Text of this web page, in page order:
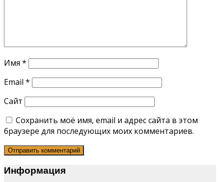
Имя *
Email *
Сайт
Сохранить моё имя, email и адрес сайта в этом
браузере для последующих моих комментариев.
Информация